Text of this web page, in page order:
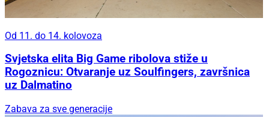
Od 11. do 14. kolovoza
Svjetska elita Big Game ribolova stiže u
Rogoznicu: Otvaranje uz Soulfingers, završnica
uz Dalmatino
Zabava za sve generacije